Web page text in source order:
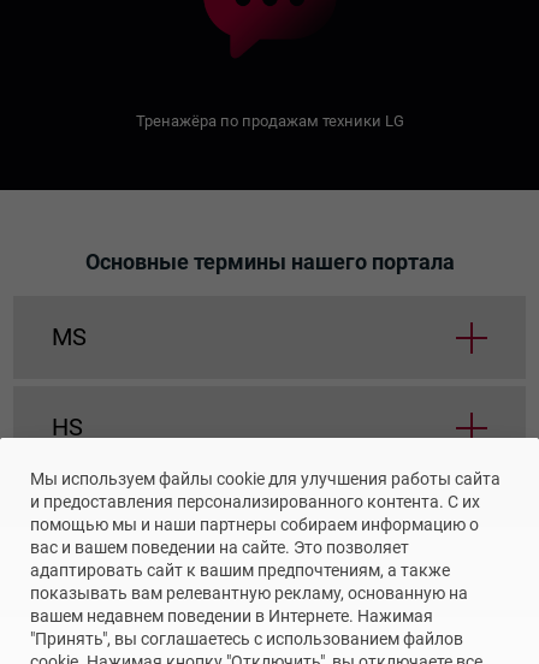
Тренажёра по продажам техники LG
Основные термины нашего портала
MS
HS
MS HS
Мы используем файлы cookie для улучшения работы сайта
и предоставления персонализированного контента. С их
помощью мы и наши партнеры собираем информацию о
вас и вашем поведении на сайте. Это позволяет
адаптировать сайт к вашим предпочтениям, а также
показывать вам релевантную рекламу, основанную на
вашем недавнем поведении в Интернете. Нажимая
"Принять", вы соглашаетесь с использованием файлов